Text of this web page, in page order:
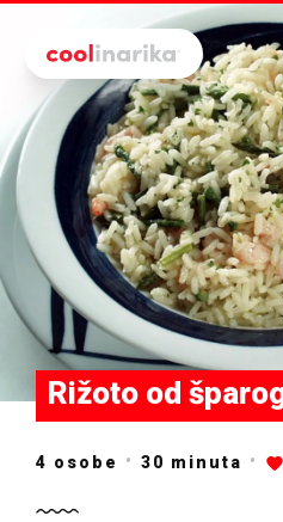
Preskoči na glavni sadržaj
Rižoto od
4 osobe 30 minuta